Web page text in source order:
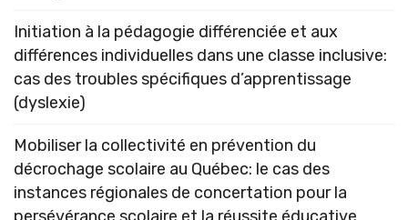
Initiation à la pédagogie différenciée et aux
différences individuelles dans une classe inclusive:
cas des troubles spécifiques d’apprentissage
(dyslexie)
Mobiliser la collectivité en prévention du
décrochage scolaire au Québec: le cas des
instances régionales de concertation pour la